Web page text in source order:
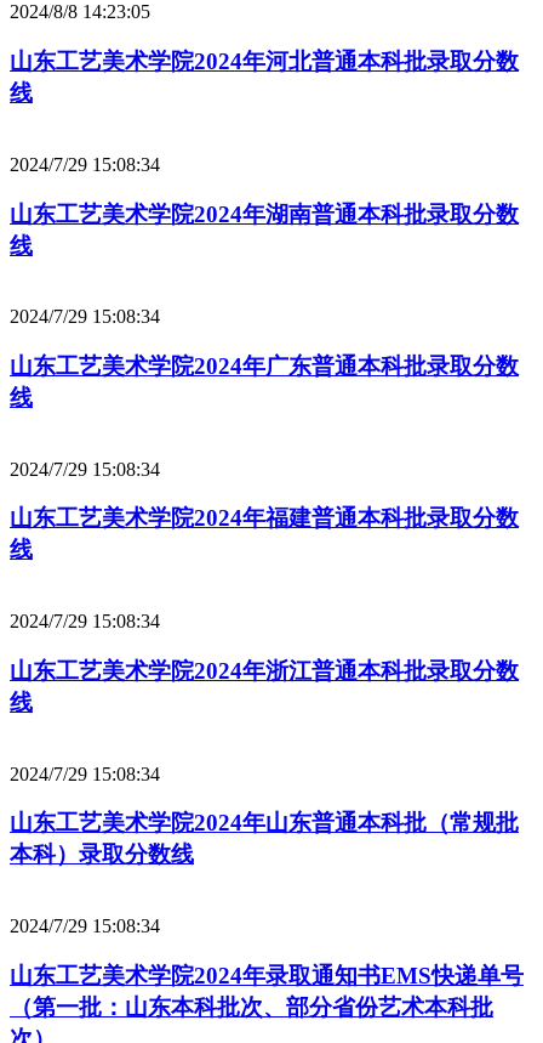
2024/8/8 14:23:05
山东工艺美术学院2024年河北普通本科批录取分数
线
2024/7/29 15:08:34
山东工艺美术学院2024年湖南普通本科批录取分数
线
2024/7/29 15:08:34
山东工艺美术学院2024年广东普通本科批录取分数
线
2024/7/29 15:08:34
山东工艺美术学院2024年福建普通本科批录取分数
线
2024/7/29 15:08:34
山东工艺美术学院2024年浙江普通本科批录取分数
线
2024/7/29 15:08:34
山东工艺美术学院2024年山东普通本科批（常规批
本科）录取分数线
2024/7/29 15:08:34
山东工艺美术学院2024年录取通知书EMS快递单号
（第一批：山东本科批次、部分省份艺术本科批